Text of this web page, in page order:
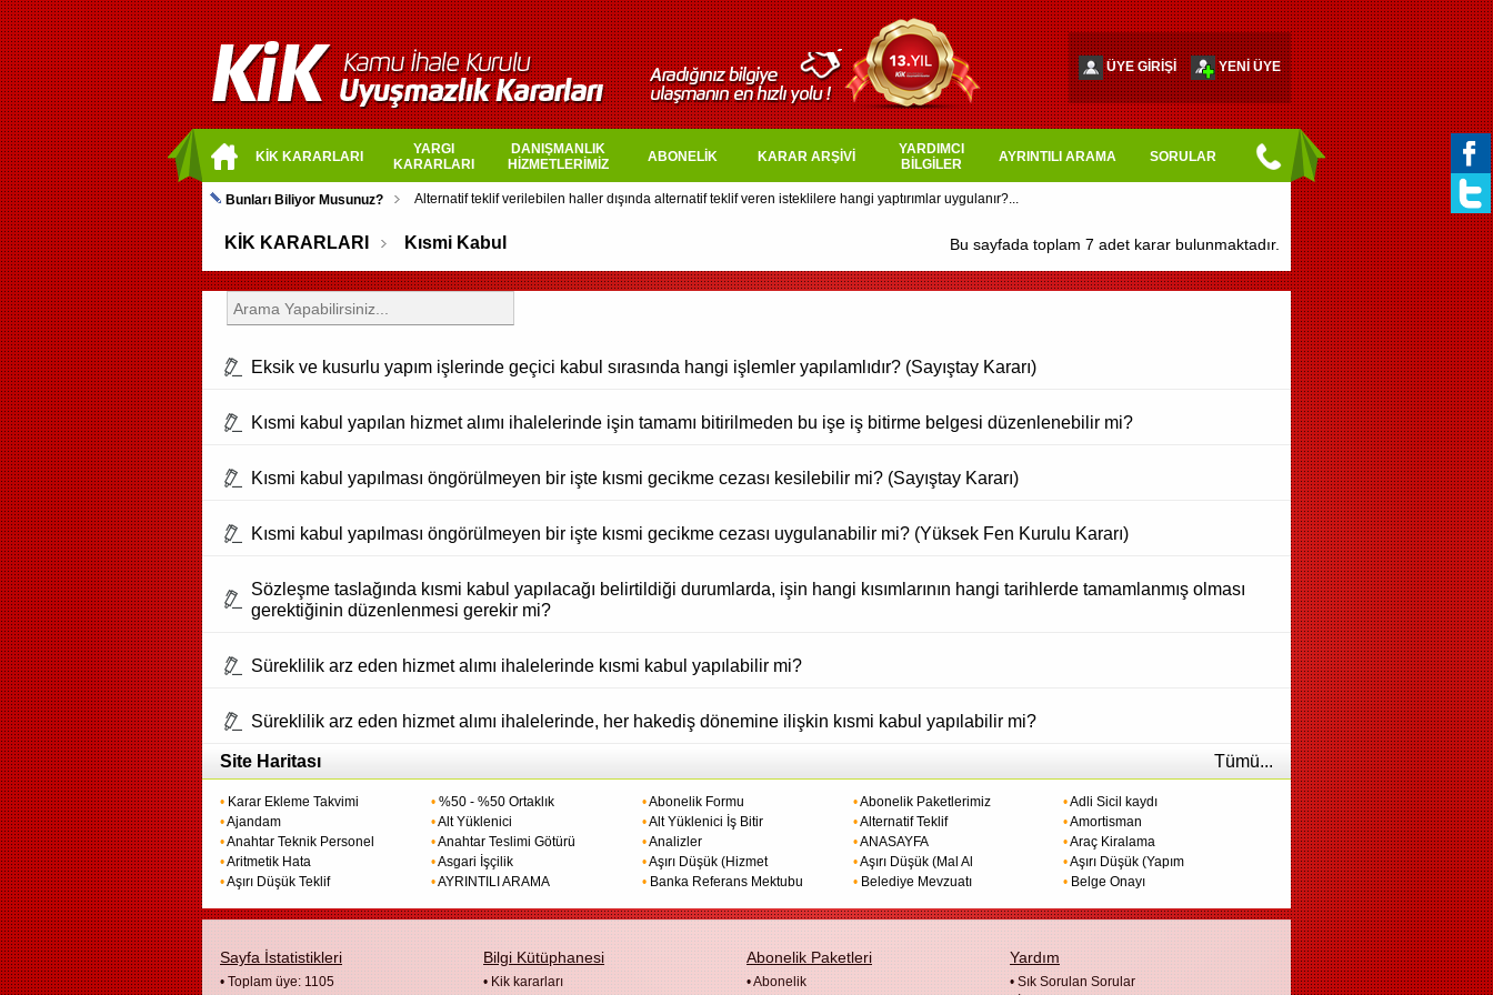
ÜYE GİRİŞİ YENİ ÜYE
KİK KARARLARI
YARGI
KARARLARI
DANIŞMANLIK
HİZMETLERİMİZ
ABONELİK KARAR ARŞİVİ
YARDIMCI
BİLGİLER
AYRINTILI ARAMA SORULAR
Bunları Biliyor Musunuz?
KİK KARARLARI Kısmi Kabul Bu sayfada toplam 7 adet karar bulunmaktadır.
Eksik ve kusurlu yapım işlerinde geçici kabul sırasında hangi işlemler yapılamlıdır? (Sayıştay Kararı)
Kısmi kabul yapılan hizmet alımı ihalelerinde işin tamamı bitirilmeden bu işe iş bitirme belgesi düzenlenebilir mi?
Kısmi kabul yapılması öngörülmeyen bir işte kısmi gecikme cezası kesilebilir mi? (Sayıştay Kararı)
Kısmi kabul yapılması öngörülmeyen bir işte kısmi gecikme cezası uygulanabilir mi? (Yüksek Fen Kurulu Kararı)
Sözleşme taslağında kısmi kabul yapılacağı belirtildiği durumlarda, işin hangi kısımlarının hangi tarihlerde tamamlanmış olması
gerektiğinin düzenlenmesi gerekir mi?
Süreklilik arz eden hizmet alımı ihalelerinde kısmi kabul yapılabilir mi?
Süreklilik arz eden hizmet alımı ihalelerinde, her hakediş dönemine ilişkin kısmi kabul yapılabilir mi?
Site Haritası Tümü...
• Karar Ekleme Takvimi • %50 - %50 Ortaklık •Abonelik Formu •Abonelik Paketlerimiz •Adli Sicil kaydı
•Ajandam •Alt Yüklenici •Alt Yüklenici İş Bitir •Alternatif Teklif •Amortisman
•Anahtar Teknik Personel •Anahtar Teslimi Götürü •Analizler •ANASAYFA •Araç Kiralama
•Aritmetik Hata •Asgari İşçilik •Aşırı Düşük (Hizmet •Aşırı Düşük (Mal Al •Aşırı Düşük (Yapım
•Aşırı Düşük Teklif •AYRINTILI ARAMA • Banka Referans Mektubu • Belediye Mevzuatı • Belge Onayı
Sayfa İstatistikleri Bilgi Kütüphanesi Abonelik Paketleri Yardım
• Toplam üye: 1105
•Kik kararları
•Abonelik
•Sık Sorulan Sorular